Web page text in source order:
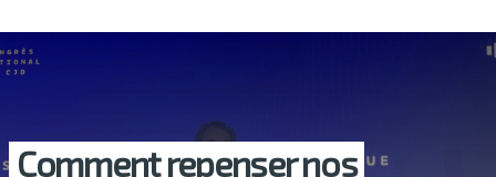
Comment repenser nos